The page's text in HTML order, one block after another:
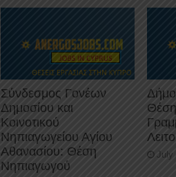
Σύνδεσμος Γονέων
Δημοσίου και
Κοινοτικού
Νηπιαγωγείου Αγίου
Αθανασίου: Θέση
Νηπιαγωγού
July